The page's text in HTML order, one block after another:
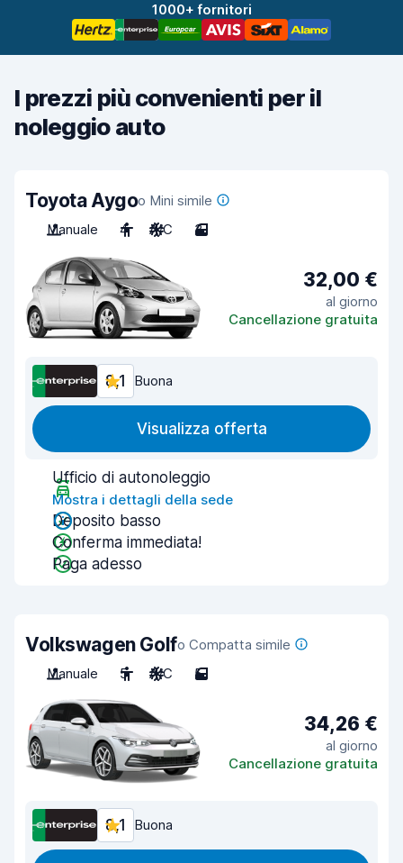
1000+ fornitori
I prezzi più convenienti per il
noleggio auto
Toyota Aygoo Mini simile
Manuale
4 A/C 3
32,00 €
al giorno
Cancellazione gratuita
8,1 Buona
Visualizza offerta
Ufficio di autonoleggio
Mostra i dettagli della sede
Deposito basso
Conferma immediata!
Paga adesso
Volkswagen Golfo Compatta simile
Manuale
5 A/C 5
34,26 €
al giorno
Cancellazione gratuita
8,1 Buona